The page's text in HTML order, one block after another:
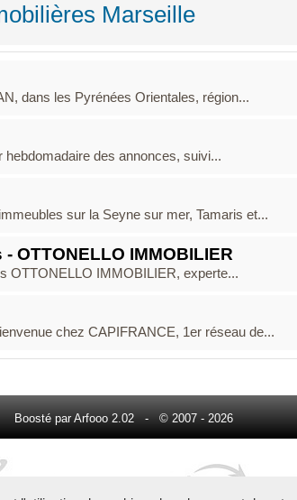
Marseille
dans les Pyrénées Orientales, région...
hebdomadaire des annonces, suivi...
sur la Seyne sur mer, Tamaris et...
OTTONELLO IMMOBILIER
OTTONELLO IMMOBILIER, experte...
chez CAPIFRANCE, 1er réseau de...
Boosté par Arfooo 2.02 - © 2007 - 2026